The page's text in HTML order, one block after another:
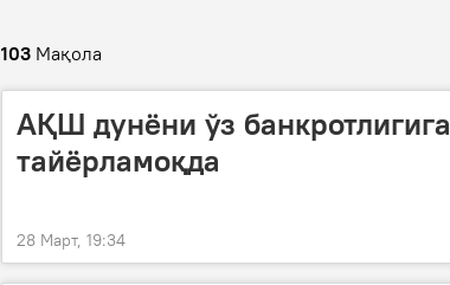
103 Мақола
АҚШ дунёни ўз банкротлигига
тайёрламоқда
28 Март, 19:34